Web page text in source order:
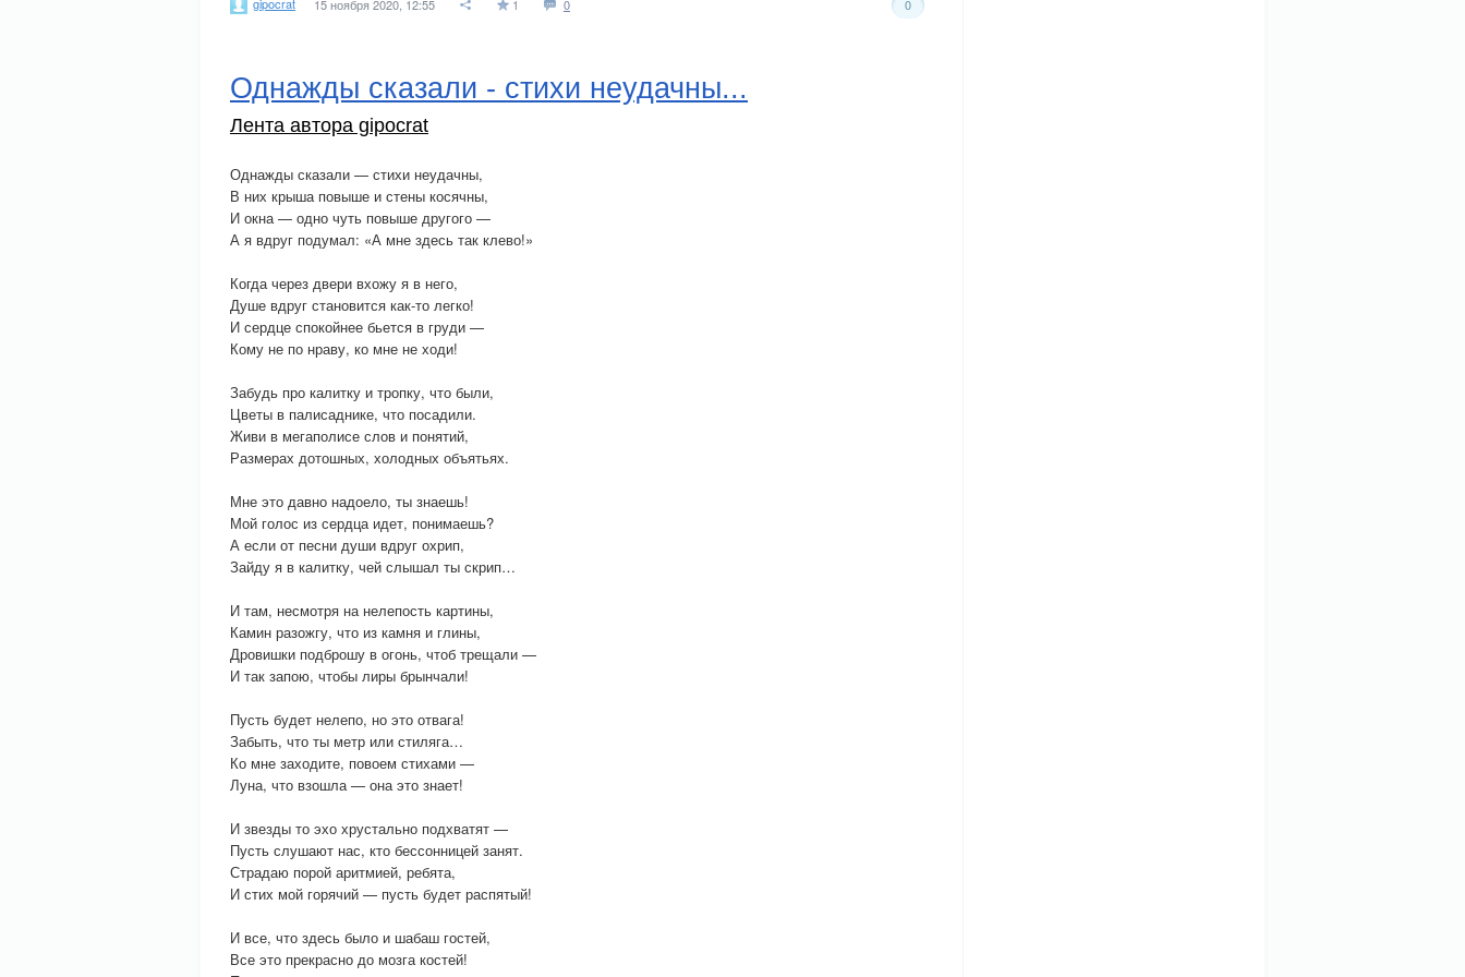
15 ноября 2020, 12:55 1 0 0
Однажды сказали - стихи неудачны...
Лента автора gipocrat
Однажды сказали — стихи неудачны,
В них крыша повыше и стены косячны,
И окна — одно чуть повыше другого —
А я вдруг подумал: «А мне здесь так клево!»
Когда через двери вхожу я в него,
Душе вдруг становится как-то легко!
И сердце спокойнее бьется в груди —
Кому не по нраву, ко мне не ходи!
Забудь про калитку и тропку, что были,
Цветы в палисаднике, что посадили.
Живи в мегаполисе слов и понятий,
Размерах дотошных, холодных объятьях.
Мне это давно надоело, ты знаешь!
Мой голос из сердца идет, понимаешь?
А если от песни души вдруг охрип,
Зайду я в калитку, чей слышал ты скрип…
И там, несмотря на нелепость картины,
Камин разожгу, что из камня и глины,
Дровишки подброшу в огонь, чтоб трещали —
И так запою, чтобы лиры брынчали!
Пусть будет нелепо, но это отвага!
Забыть, что ты метр или стиляга…
Ко мне заходите, повоем стихами —
Луна, что взошла — она это знает!
И звезды то эхо хрустально подхватят —
Пусть слушают нас, кто бессонницей занят.
Страдаю порой аритмией, ребята,
И стих мой горячий — пусть будет распятый!
И все, что здесь было и шабаш гостей,
Все это прекрасно до мозга костей!